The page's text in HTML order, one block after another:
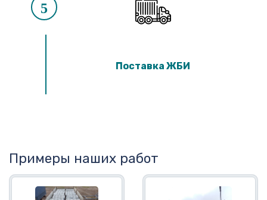
5
Поставка ЖБИ
Примеры наших работ